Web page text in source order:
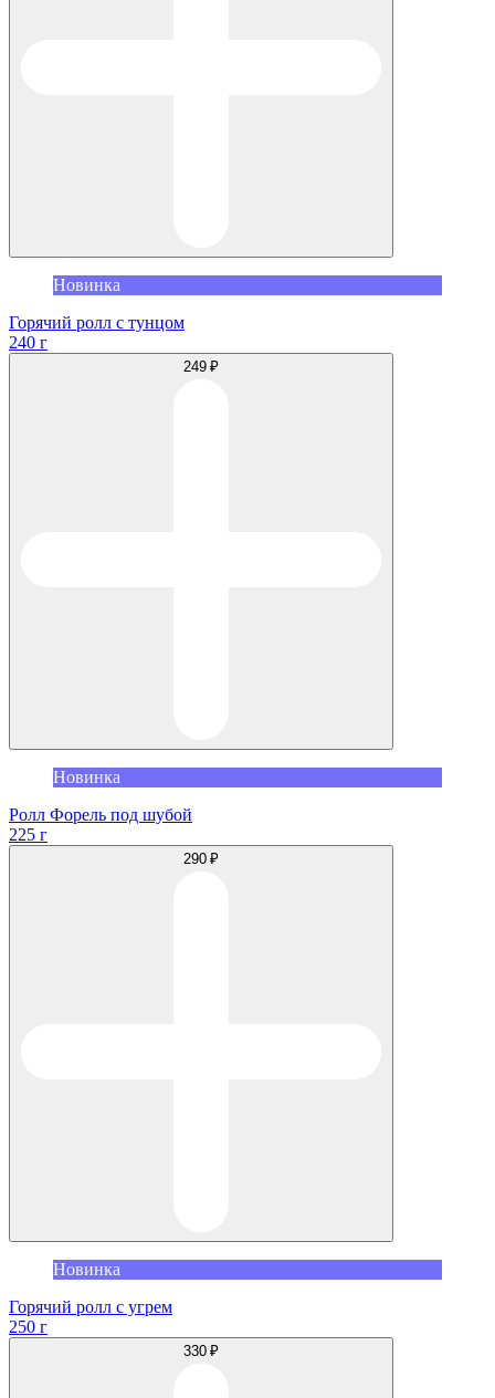
Новинка
Горячий ролл с тунцом
240 г
249 ₽
Новинка
Ролл Форель под шубой
225 г
290 ₽
Новинка
Горячий ролл с угрем
250 г
330 ₽